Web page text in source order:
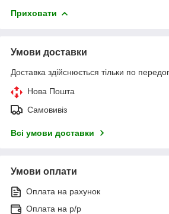
Приховати
Умови доставки
Доставка здійснюється тільки по
Нова Пошта
Самовивіз
Всі умови доставки
Умови оплати
Оплата на рахунок
Оплата на р/р